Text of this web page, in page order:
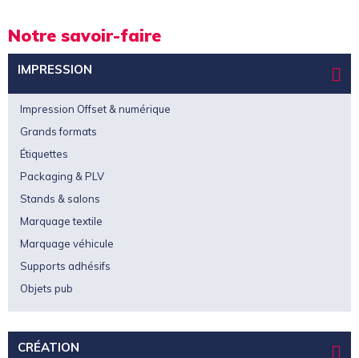
Notre savoir-faire
IMPRESSION
Impression Offset & numérique
Grands formats
Étiquettes
Packaging & PLV
Stands & salons
Marquage textile
Marquage véhicule
Supports adhésifs
Objets pub
CRÉATION